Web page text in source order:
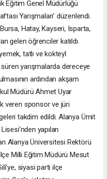
Eğitim Genel Müdürlüğü
Yarışmaları’ düzenlendi.
Hatay, Kayseri, Isparta,
gelen öğrenciler katıldı.
tatlı ve kokteyl
yarışmalarda dereceye
ardından akşam
Müdürü Ahmet Uyar
veren sponsor ve jüri
takdim edildi. Alanya Ümit
yapılan
Alanya Üniversitesi Rektörü
Milli Eğitim Müdürü Mesut
siyasi parti ilçe